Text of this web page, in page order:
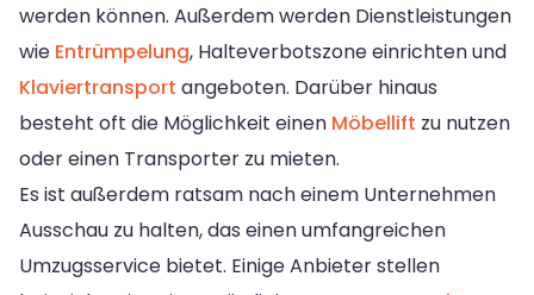
werden können. Außerdem werden Dienstleistungen
wie Entrümpelung, Halteverbotszone einrichten und
Klaviertransport angeboten. Darüber hinaus
besteht oft die Möglichkeit einen Möbellift zu nutzen
oder einen Transporter zu mieten.
Es ist außerdem ratsam nach einem Unternehmen
Ausschau zu halten, das einen umfangreichen
Umzugsservice bietet. Einige Anbieter stellen